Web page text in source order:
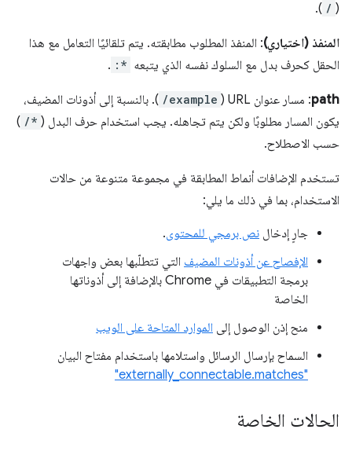
(
/
).
المنفذ (اختياري): المنفذ المطلوب مطابقته. يتم تلقائيًا التعامل مع هذا
الحقل كحرف بدل مع السلوك نفسه الذي يتبعه :*
.
path: مسار عنوان URL ( /example ). بالنسبة إلى أذونات المضيف،
يكون المسار مطلوبًا ولكن يتم تجاهله. يجب استخدام حرف البدل ( /*
)
حسب الاصطلاح.
تستخدم الإضافات أنماط المطابقة في مجموعة متنوعة من حالات
الاستخدام، بما في ذلك ما يلي:
جارٍ إدخال نص برمجي للمحتوى.
الإفصاح عن أذونات المضيف التي تتطلّبها بعض واجهات
برمجة التطبيقات في Chrome بالإضافة إلى أذوناتها
الخاصة
منح إذن الوصول إلى الموارد المتاحة على الويب
السماح بإرسال الرسائل واستلامها باستخدام مفتاح البيان
"externally_connectable.matches"
الحالات الخاصة